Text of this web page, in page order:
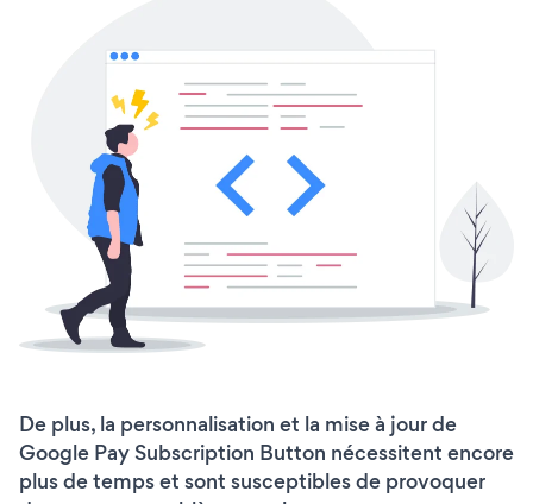
De plus, la personnalisation et la mise à jour de
Google Pay Subscription Button nécessitent encore
plus de temps et sont susceptibles de provoquer